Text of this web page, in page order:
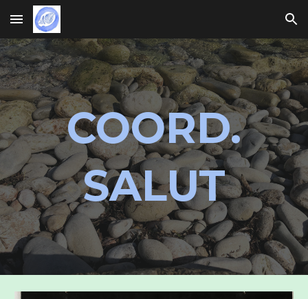
Skip to main content Skip to navigation
COORD.
SALUT